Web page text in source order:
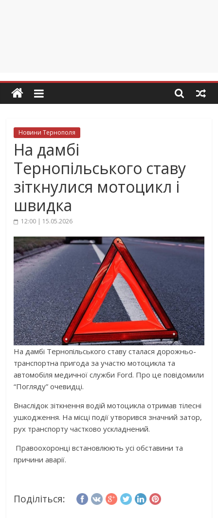
Новини Тернополя
На дамбі
Тернопільського ставу
зіткнулися мотоцикл і
швидка
12:00 | 15.05.2026
На дамбі Тернопільського ставу сталася дорожньо-
транспортна пригода за участю мотоцикла та
автомобіля медичної служби Ford. Про це повідомили
“Погляду” очевидці.
Внаслідок зіткнення водій мотоцикла отримав тілесні
ушкодження. На місці події утворився значний затор,
рух транспорту частково ускладнений.
Правоохоронці встановлюють усі обставини та
причини аварії.
Поділіться: